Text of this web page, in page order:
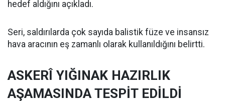
hedef aldığını açıkladı.
Seri, saldırılarda çok sayıda balistik füze ve insansız
hava aracının eş zamanlı olarak kullanıldığını belirtti.
ASKERÎ YIĞINAK HAZIRLIK
AŞAMASINDA TESPİT EDİLDİ